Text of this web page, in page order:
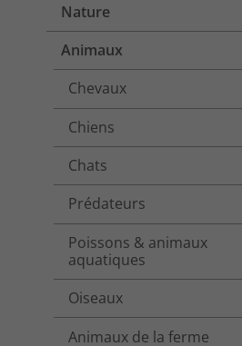
Nature
Animaux
Chevaux
Chiens
Chats
Prédateurs
Poissons & animaux
aquatiques
Oiseaux
Animaux de la ferme